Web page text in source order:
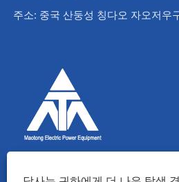
주소: 중국 산둥성 칭다오 자오저우